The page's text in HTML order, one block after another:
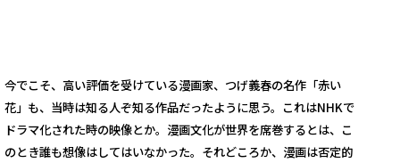
今でこそ、高い評価を受けている漫画家、つげ義春の名作「赤い
花」も、当時は知る人ぞ知る作品だったように思う。これはNHKで
ドラマ化された時の映像とか。漫画文化が世界を席巻するとは、こ
のとき誰も想像はしてはいなかった。それどころか、漫画は否定的